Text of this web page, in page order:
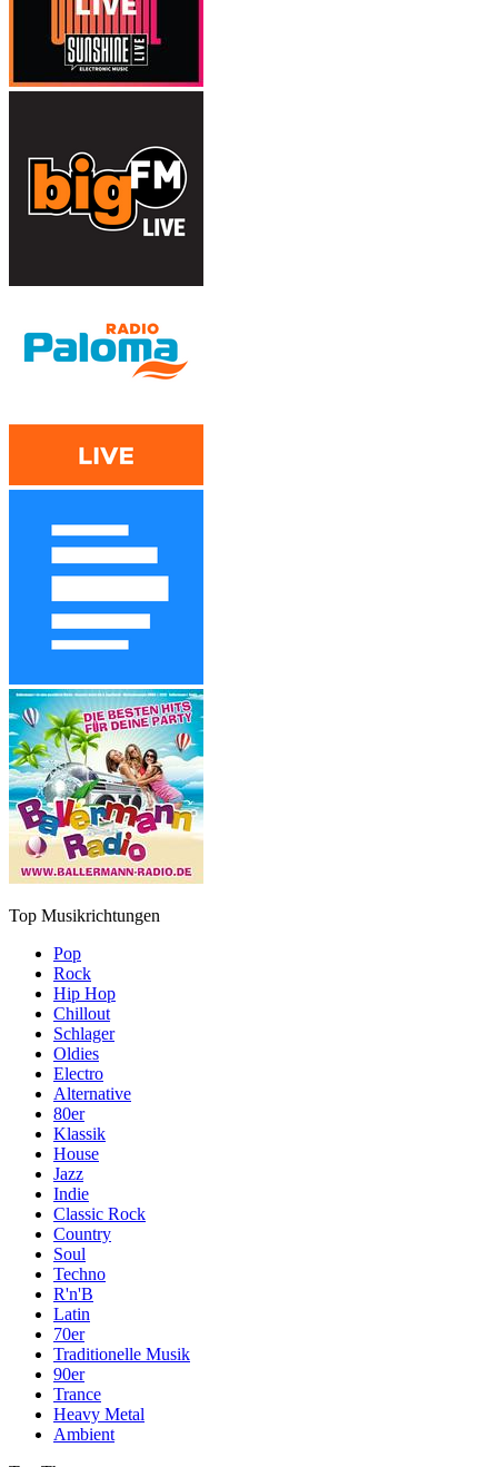
Top Musikrichtungen
Pop
Rock
Hip Hop
Chillout
Schlager
Oldies
Electro
Alternative
80er
Klassik
House
Jazz
Indie
Classic Rock
Country
Soul
Techno
R'n'B
Latin
70er
Traditionelle Musik
90er
Trance
Heavy Metal
Ambient